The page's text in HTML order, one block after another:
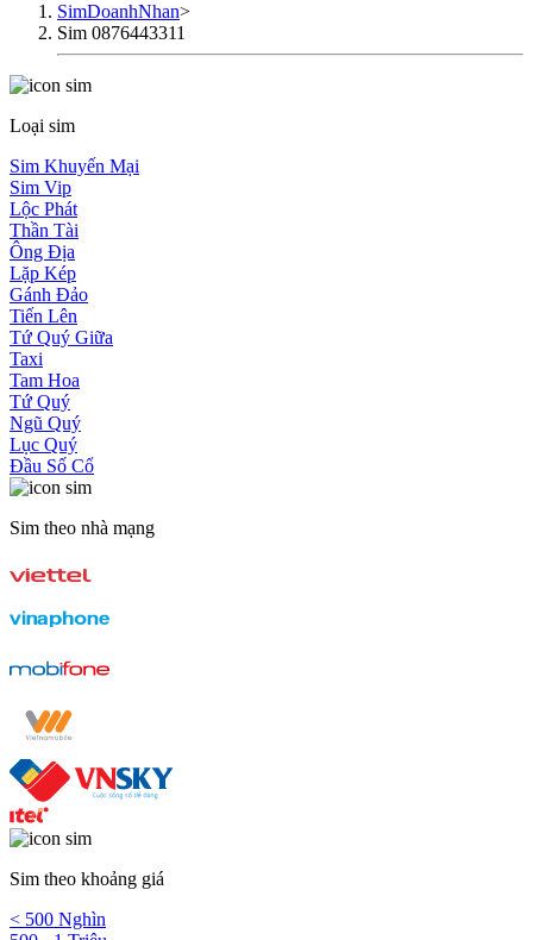
SimDoanhNhan>
Sim 0876443311
Loại sim
Sim Khuyến Mại
Sim Vip
Lộc Phát
Thần Tài
Ông Địa
Lặp Kép
Gánh Đảo
Tiến Lên
Tứ Quý Giữa
Taxi
Tam Hoa
Tứ Quý
Ngũ Quý
Lục Quý
Đầu Số Cổ
Sim theo nhà mạng
Sim theo khoảng giá
< 500 Nghìn